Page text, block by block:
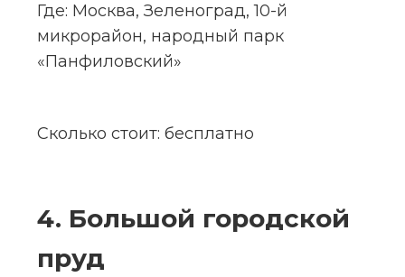
Где: Москва, Зеленоград, 10-й
микрорайон, народный парк
«Панфиловский»
Сколько стоит: бесплатно
4. Большой городской
пруд